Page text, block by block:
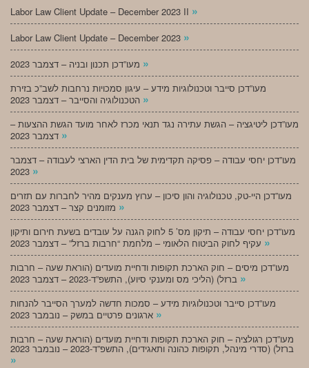
Labor Law Client Update – December 2023 II »
Labor Law Client Update – December 2023 »
»
מעו”דכן סייבר וטכנולוגיות מידע – עיגון סמכויות נרחבות לשב”כ בזירת
»
מעו”דכן ליטיגציה – הגשת עתירה נגד תנאי מכרז לאחר מועד הגשת ההצעות –
»
מעו”דכן יחסי עבודה – פסיקה תקדימית של בית הדין הארצי לעבודה – דצמבר
»
מעו”דכן היי-טק, טכנולוגיה והון סיכון – ערוץ מענקים מהיר לחברות עם תזרים
»
מעו”דכן יחסי עבודה – תיקון מס’ 5 לחוק הגנה על עובדים בשעת חירום ותיקון
»
מעו”דכן מיסים – חוק הארכת תקופות ודחיית מועדים (הוראת שעה – חרבות
»
מעו”דכן סייבר וטכנולוגיות מידע – סמכות חדשה למערך הסייבר להנחות
»
מעו”דכן רגולציה – חוק הארכת תקופות ודחיית מועדים (הוראת שעה – חרבות
ברזל) (סדרי מינהל, תקופות כהונה ותאגידים), התשפ”ד-2023 – נובמבר 2023
»